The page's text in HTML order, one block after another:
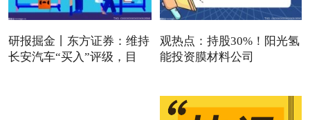
研报掘金丨东方证券：维持
长安汽车“买入”评级，目
观热点：持股30%！阳光氢
能投资膜材料公司